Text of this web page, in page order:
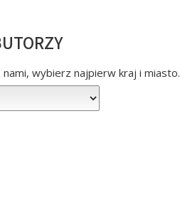
wybierz najpierw kraj i miasto.